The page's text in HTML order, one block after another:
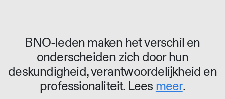
BNO-leden maken het verschil en
onderscheiden zich door hun
deskundigheid, verantwoordelijkheid en
professionaliteit. Lees meer.